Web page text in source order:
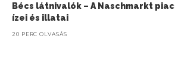
Bécs látnivalók – A Naschmarkt piac
ízei és illatai
20 PERC OLVASÁS